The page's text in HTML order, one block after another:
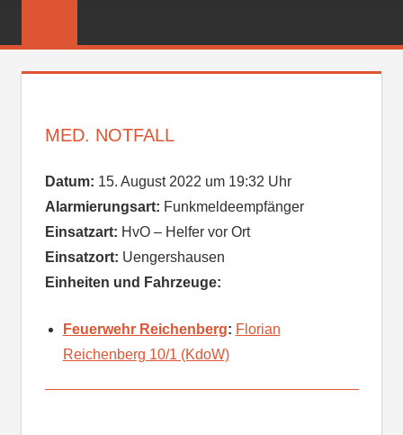
FEUERWEHR
MED. NOTFALL
Datum: 15. August 2022 um 19:32 Uhr
Alarmierungsart: Funkmeldeempfänger
Einsatzart: HvO – Helfer vor Ort
Einsatzort: Uengershausen
Einheiten und Fahrzeuge:
Feuerwehr Reichenberg: Florian
Reichenberg 10/1 (KdoW)